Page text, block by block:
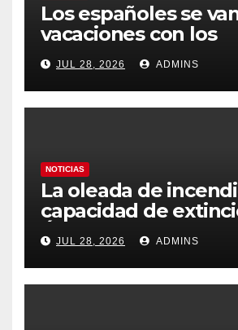
Los españoles se
vacaciones con los
carburantes hasta un
más caros que el
y los hoteles
JUL 28, 2026 ADMINS
NOTICIAS
La oleada de
capacidad de
Ávila y al oeste de
obliga a declarar la
emergencia
JUL 28, 2026 ADMINS